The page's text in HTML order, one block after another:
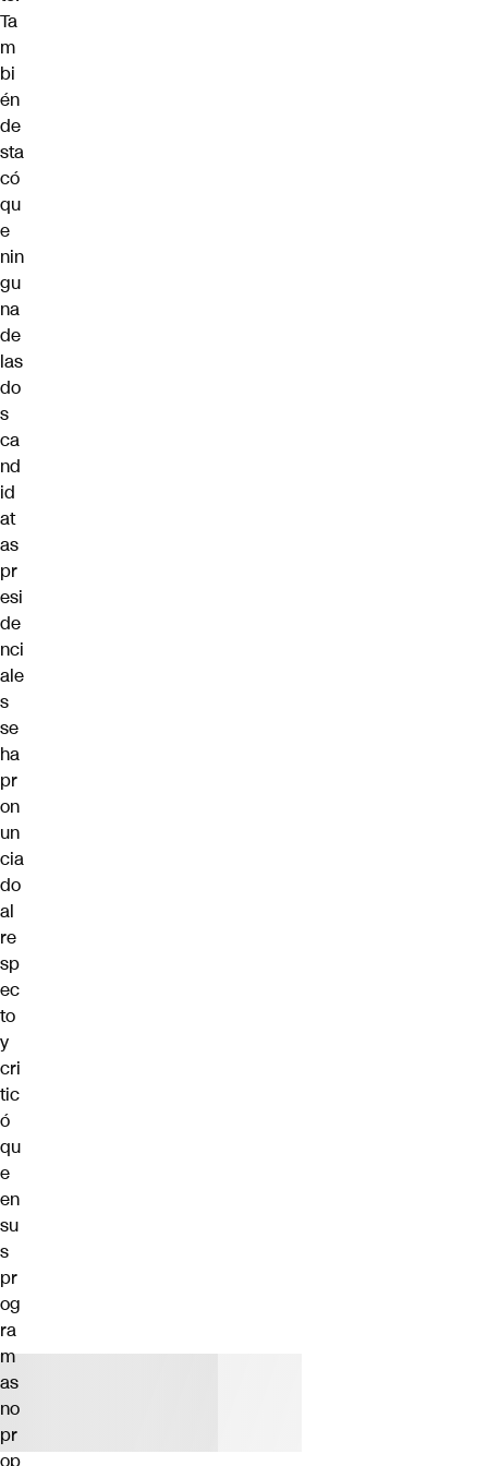
Ta
m
bi
én
de
sta
có
qu
e
nin
gu
na
de
las
do
s
ca
nd
id
at
as
pr
esi
de
nci
ale
s
se
ha
pr
on
un
cia
do
al
re
sp
ec
to
y
cri
tic
ó
qu
e
en
su
s
pr
og
ra
m
as
no
pr
op